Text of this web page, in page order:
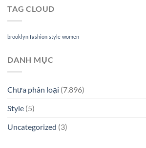
TAG CLOUD
brooklyn fashion style women
DANH MỤC
Chưa phân loại (7.896)
Style (5)
Uncategorized (3)